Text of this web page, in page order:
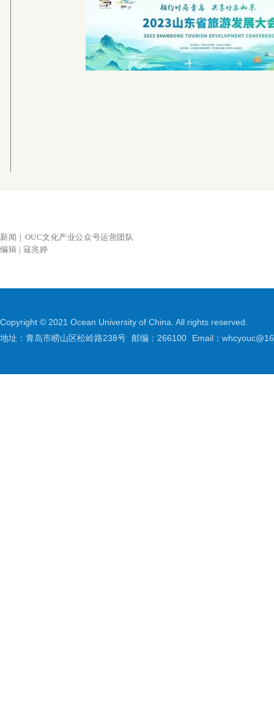
新闻｜OUC文化产业公众号运营团队
编辑 | 寇兆婷
Copyright © 2021 Ocean University of China. All rights reserved.
地址：青岛市崂山区松岭路238号
邮编：266100 Email：